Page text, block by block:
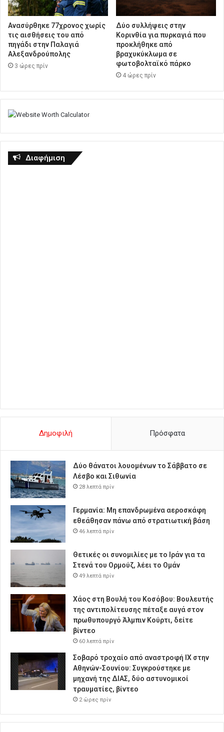
Ανασύρθηκε 77χρονος χωρίς
τις αισθήσεις του από
πηγάδι στην Παλαγιά
Αλεξανδρούπολης
3 ώρες πρίν
Δύο συλλήψεις στην
Κορινθία για πυρκαγιά που
προκλήθηκε από
βραχυκύκλωμα σε
φωτοβολταϊκό πάρκο
4 ώρες πρίν
Διαφήμιση
Δημοφιλή Πρόσφατα
Δύο θάνατοι λουομένων το Σάββατο σε
Λέσβο και Σιθωνία
28 λεπτά πρίν
Γερμανία: Μη επανδρωμένα αεροσκάφη
εθεάθησαν πάνω από στρατιωτική βάση
46 λεπτά πρίν
Θετικές οι συνομιλίες με το Ιράν για τα
Στενά του Ορμούζ, λέει το Ομάν
49 λεπτά πρίν
Χάος στη Βουλή του Κοσόβου: Βουλευτής
της αντιπολίτευσης πέταξε αυγά στον
πρωθυπουργό Άλμπιν Κούρτι, δείτε
βίντεο
60 λεπτά πρίν
Σοβαρό τροχαίο από αναστροφή ΙΧ στην
Αθηνών-Σουνίου: Συγκρούστηκε με
μηχανή της ΔΙΑΣ, δύο αστυνομικοί
τραυματίες, βίντεο
2 ώρες πρίν